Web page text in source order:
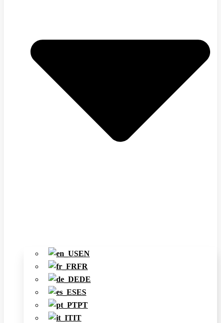
EN
FR
DE
ES
PT
IT